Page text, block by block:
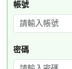
帳號
密碼